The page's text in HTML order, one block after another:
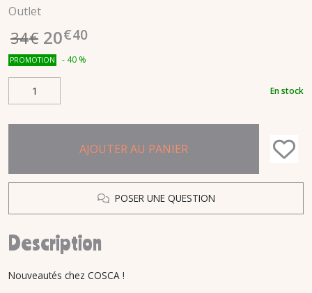
Outlet
34€ 20€40
PROMOTION - 40 %
En stock
AJOUTER AU PANIER
POSER UNE QUESTION
Description
Nouveautés chez COSCA !